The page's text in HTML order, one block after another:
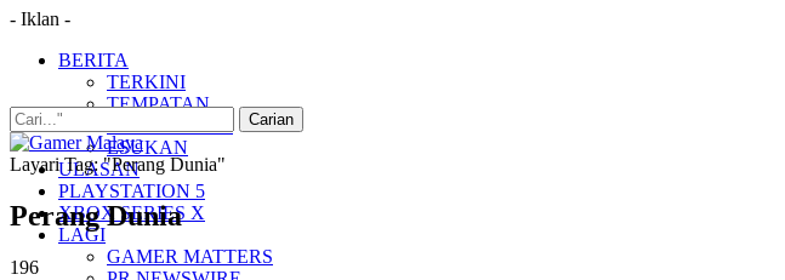
- Iklan -
BERITA
TERKINI
TEMPATAN
ESUKAN
ULASAN
PLAYSTATION 5
XBOX SERIES X
LAGI
GAMER MATTERS
Layari Tag: "Perang Dunia"
Perang Dunia
196